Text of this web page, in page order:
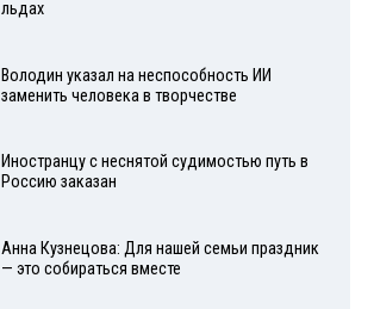
льдах
Володин указал на неспособность ИИ
заменить человека в творчестве
Иностранцу с неснятой судимостью путь в
Россию заказан
Анна Кузнецова: Для нашей семьи праздник
— это собираться вместе